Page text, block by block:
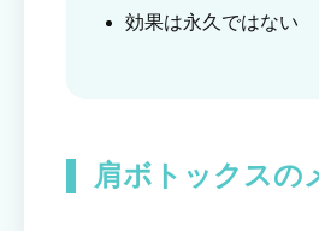
効果は永久ではない
肩ボトックスの